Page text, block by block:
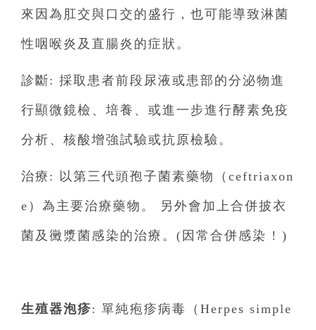
來因為肛交與口交的盛行，也可能導致淋菌
性咽喉炎及直腸炎的症狀。
診斷: 採取患者前段尿液或患部的分泌物進
行顯微鏡檢、培養、或進一步進行酵素免疫
分析、核酸增強試驗或抗原檢驗。
治療: 以第三代頭孢子菌素藥物（ceftriaxon
e）為主要治療藥物。 另外會加上合併披衣
菌及黴漿菌感染的治療。(因常合併感染 ! )
生殖器泡疹: 單純疱疹病毒（Herpes simple